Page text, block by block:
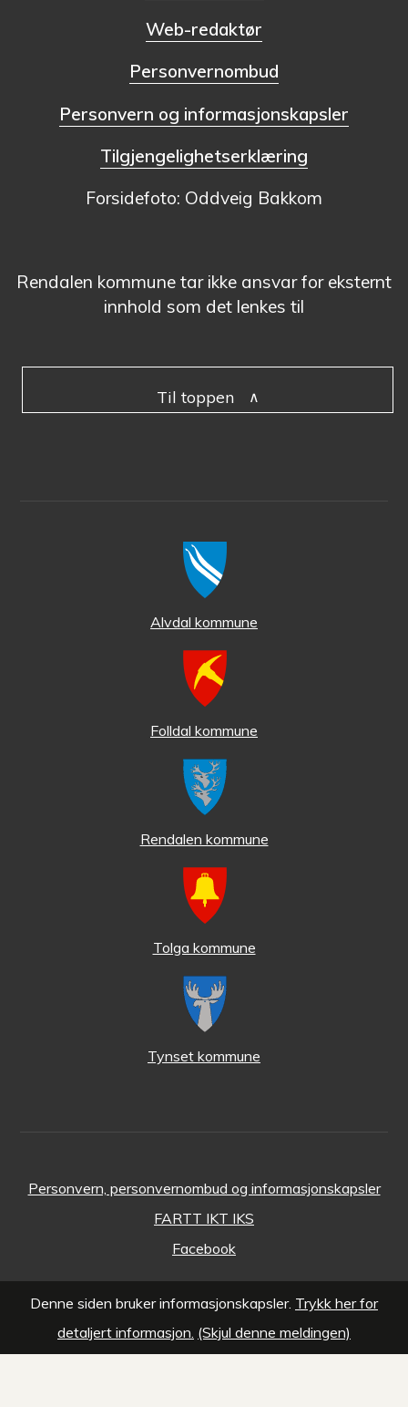
Web-redaktør
Personvernombud
Personvern og informasjonskapsler
Tilgjengelighetserklæring
Forsidefoto: Oddveig Bakkom
Rendalen kommune tar ikke ansvar for eksternt
innhold som det lenkes til
Til toppen
Alvdal kommune
Folldal kommune
Rendalen kommune
Tolga kommune
Tynset kommune
Personvern, personvernombud og informasjonskapsler
FARTT IKT IKS
Facebook
Denne siden bruker informasjonskapsler. Trykk her for
detaljert informasjon. (Skjul denne meldingen)